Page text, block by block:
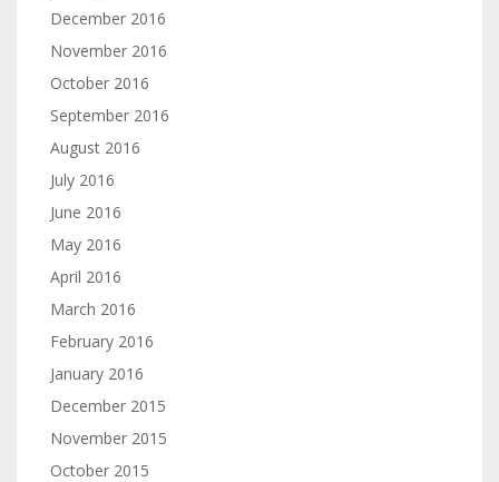
December 2016
November 2016
October 2016
September 2016
August 2016
July 2016
June 2016
May 2016
April 2016
March 2016
February 2016
January 2016
December 2015
November 2015
October 2015